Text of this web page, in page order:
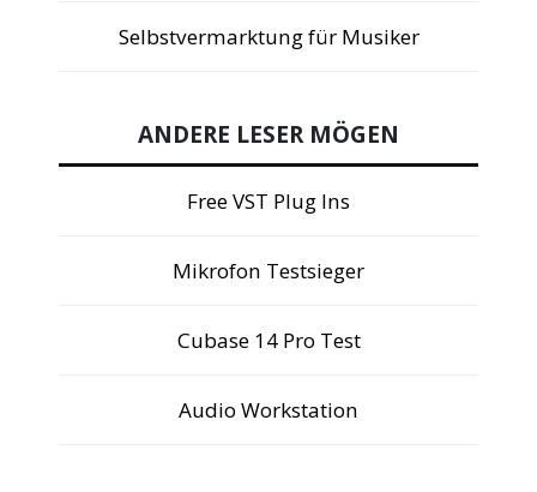
Selbstvermarktung für Musiker
ANDERE LESER MÖGEN
Free VST Plug Ins
Mikrofon Testsieger
Cubase 14 Pro Test
Audio Workstation